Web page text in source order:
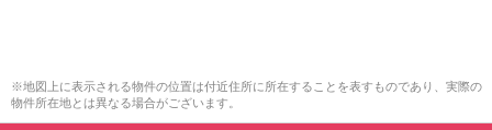
※地図上に表示される物件の位置は付近住所に所在することを表すものであり、実際の
物件所在地とは異なる場合がございます。